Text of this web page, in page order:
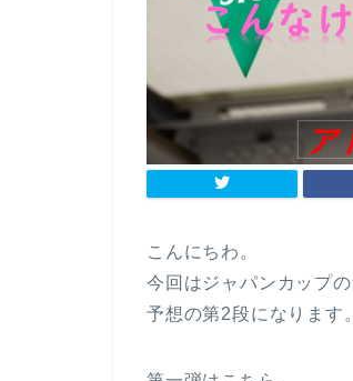
こんにちわ。
今回はジャパンカップ
予想の第2段になります。